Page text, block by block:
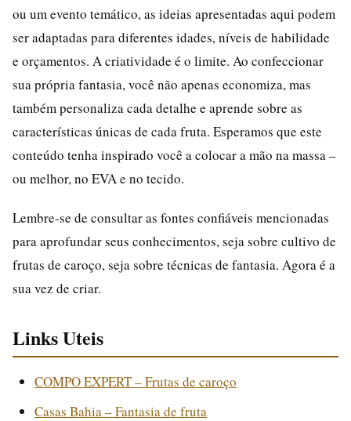
ou um evento temático, as ideias apresentadas aqui podem
ser adaptadas para diferentes idades, níveis de habilidade
e orçamentos. A criatividade é o limite. Ao confeccionar
sua própria fantasia, você não apenas economiza, mas
também personaliza cada detalhe e aprende sobre as
características únicas de cada fruta. Esperamos que este
conteúdo tenha inspirado você a colocar a mão na massa –
ou melhor, no EVA e no tecido.
Lembre-se de consultar as fontes confiáveis mencionadas
para aprofundar seus conhecimentos, seja sobre cultivo de
frutas de caroço, seja sobre técnicas de fantasia. Agora é a
sua vez de criar.
Links Uteis
COMPO EXPERT – Frutas de caroço
Casas Bahia – Fantasia de fruta